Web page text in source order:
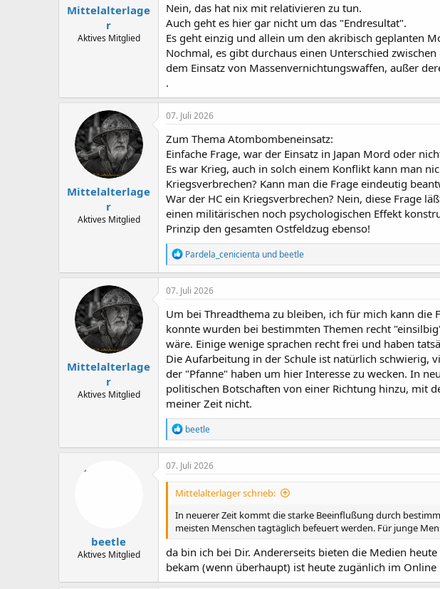
:
Mittelalterlage
r
Aktives Mitglied
Nein, das hat nix mit relativieren zu tun.
Auch geht es hier gar nicht um das "Endresultat".
Es geht einzig und allein um den akribisch geplanten
Nochmal, es gibt durchaus einen Unterschied
dem Einsatz von Massenvernichtungswaffen, außer
.
Mittelalterlage
r
Aktives Mitglied
07. Juli 2026
Zum Thema Atombombeneinsatz:
Einfache Frage, war der Einsatz in Japan Mord oder
Es war Krieg, auch in solch einem Konflikt kann man
Kriegsverbrechen? Kann man die Frage eindeutig
War der HC ein Kriegsverbrechen? Nein, diese Frage
einen militärischen noch psychologischen Effekt
Prinzip den gesamten Ostfeldzug ebenso!
R
e
a
k
o
n
e
n
:
Pardela_cenicienta und beetle
Mittelalterlage
r
Aktives Mitglied
07. Juli 2026
Um bei Threadthema zu bleiben, ich für mich kann
konnte wurden bei bestimmten Themen recht
wäre. Einige wenige sprachen recht frei und haben
Die Aufarbeitung in der Schule ist natürlich schwierig,
der "Pfanne" haben um hier Interesse zu wecken. In
politischen Botschaften von einer Richtung hinzu, mit
meiner Zeit nicht.
R
e
a
k
o
e
n
beetle
beetle
Aktives Mitglied
07. Juli 2026
Mittelalterlager schrieb:
In neuerer Zeit kommt die starke Beeinflußung durch
meisten Menschen tagtäglich befeuert werden. Für junge
da bin ich bei Dir. Andererseits bieten die Medien
bekam (wenn überhaupt) ist heute zugänlich im Online